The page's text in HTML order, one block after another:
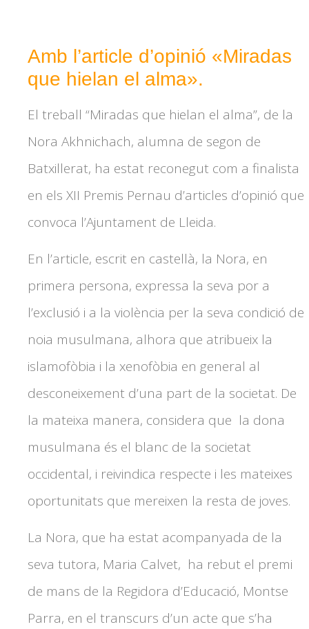
Amb l’article d’opinió «Miradas
que hielan el alma».
El treball “Miradas que hielan el alma”, de la
Nora Akhnichach, alumna de segon de
Batxillerat, ha estat reconegut com a finalista
en els XII Premis Pernau d’articles d’opinió que
convoca l’Ajuntament de Lleida.
En l’article, escrit en castellà, la Nora, en
primera persona, expressa la seva por a
l’exclusió i a la violència per la seva condició de
noia musulmana, alhora que atribueix la
islamofòbia i la xenofòbia en general al
desconeixement d’una part de la societat. De
la mateixa manera, considera que la dona
musulmana és el blanc de la societat
occidental, i reivindica respecte i les mateixes
oportunitats que mereixen la resta de joves.
La Nora, que ha estat acompanyada de la
seva tutora, Maria Calvet, ha rebut el premi
de mans de la Regidora d’Educació, Montse
Parra, en el transcurs d’un acte que s’ha